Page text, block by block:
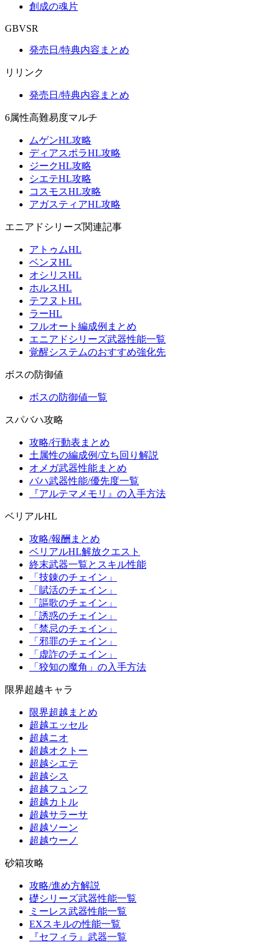
創成の魂片
GBVSR
発売日/特典内容まとめ
リリンク
発売日/特典内容まとめ
6属性高難易度マルチ
ムゲンHL攻略
ディアスポラHL攻略
ジークHL攻略
シエテHL攻略
コスモスHL攻略
アガスティアHL攻略
エニアドシリーズ関連記事
アトゥムHL
ベンヌHL
オシリスHL
ホルスHL
テフヌトHL
ラーHL
フルオート編成例まとめ
エニアドシリーズ武器性能一覧
覚醒システムのおすすめ強化先
ボスの防御値
ボスの防御値一覧
スパバハ攻略
攻略/行動表まとめ
土属性の編成例/立ち回り解説
オメガ武器性能まとめ
バハ武器性能/優先度一覧
『アルテマメモリ』の入手方法
ベリアルHL
攻略/報酬まとめ
ベリアルHL解放クエスト
終末武器一覧とスキル性能
「技錬のチェイン」
「賦活のチェイン」
「謳歌のチェイン」
「誘惑のチェイン」
「禁忌のチェイン」
「邪罪のチェイン」
「虚詐のチェイン」
「狡知の魔角」の入手方法
限界超越キャラ
限界超越まとめ
超越エッセル
超越ニオ
超越オクトー
超越シエテ
超越シス
超越フュンフ
超越カトル
超越サラーサ
超越ソーン
超越ウーノ
砂箱攻略
攻略/進め方解説
礎シリーズ武器性能一覧
ミーレス武器性能一覧
EXスキルの性能一覧
『セフィラ』武器一覧